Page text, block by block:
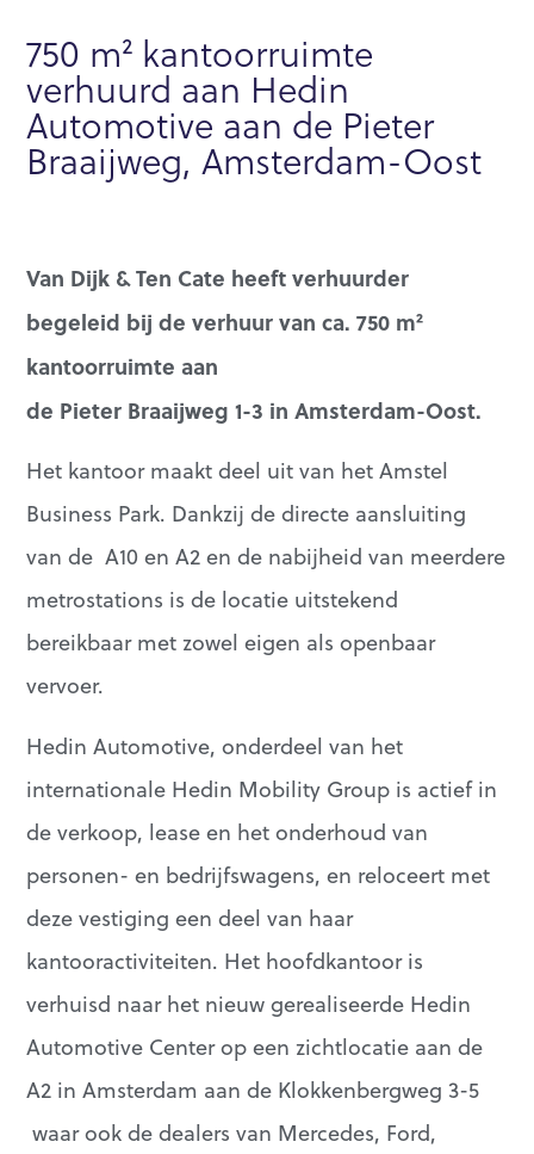
750 m² kantoorruimte
verhuurd aan Hedin
Automotive aan de Pieter
Braaijweg, Amsterdam-Oost
Van Dijk & Ten Cate heeft verhuurder
begeleid bij de verhuur van ca. 750 m²
kantoorruimte aan
de Pieter Braaijweg 1-3 in Amsterdam-Oost.
Het kantoor maakt deel uit van het Amstel
Business Park. Dankzij de directe aansluiting
van de A10 en A2 en de nabijheid van meerdere
metrostations is de locatie uitstekend
bereikbaar met zowel eigen als openbaar
vervoer.
Hedin Automotive, onderdeel van het
internationale Hedin Mobility Group is actief in
de verkoop, lease en het onderhoud van
personen- en bedrijfswagens, en reloceert met
deze vestiging een deel van haar
kantooractiviteiten. Het hoofdkantoor is
verhuisd naar het nieuw gerealiseerde Hedin
Automotive Center op een zichtlocatie aan de
A2 in Amsterdam aan de Klokkenbergweg 3-5
waar ook de dealers van Mercedes, Ford,